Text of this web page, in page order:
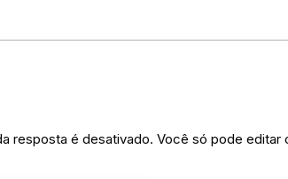
resposta é desativado. Você só pode